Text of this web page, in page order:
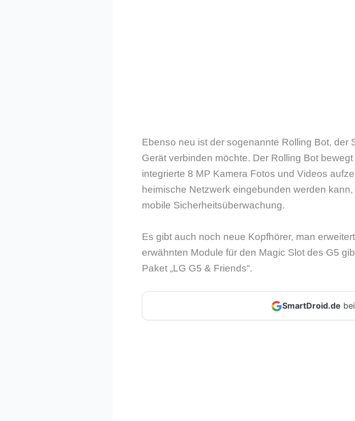
Ebenso neu ist der sogenannte Rolling Bot, der
Gerät verbinden möchte. Der Rolling Bot
integrierte 8 MP Kamera Fotos und Videos
heimische Netzwerk eingebunden werden
mobile Sicherheitsüberwachung.
Es gibt auch noch neue Kopfhörer, man
erwähnten Module für den Magic Slot des G5
Paket „LG G5 & Friends“.
SmartDroid.de